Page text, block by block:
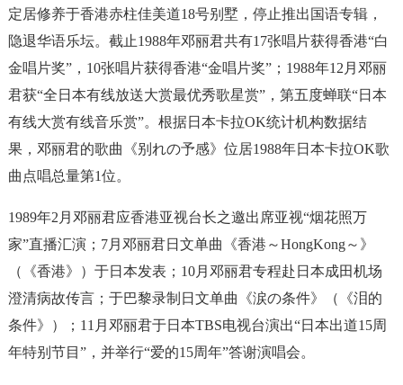
定居修养于香港赤柱佳美道18号别墅，停止推出国语专辑，
隐退华语乐坛。截止1988年邓丽君共有17张唱片获得香港“白
金唱片奖”，10张唱片获得香港“金唱片奖”；1988年12月邓丽
君获“全日本有线放送大赏最优秀歌星赏”，第五度蝉联“日本
有线大赏有线音乐赏”。根据日本卡拉OK统计机构数据结
果，邓丽君的歌曲《别れの予感》位居1988年日本卡拉OK歌
曲点唱总量第1位。
1989年2月邓丽君应香港亚视台长之邀出席亚视“烟花照万
家”直播汇演；7月邓丽君日文单曲《香港～HongKong～》
（《香港》）于日本发表；10月邓丽君专程赴日本成田机场
澄清病故传言；于巴黎录制日文单曲《涙の条件》（《泪的
条件》）；11月邓丽君于日本TBS电视台演出“日本出道15周
年特别节目”，并举行“爱的15周年”答谢演唱会。